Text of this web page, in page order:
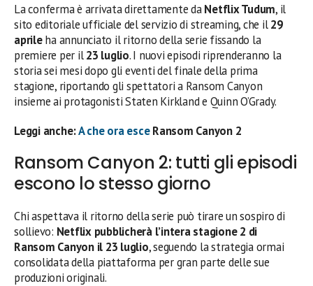
La conferma è arrivata direttamente daNetflix Tudum, il
sito editoriale ufficiale del servizio di streaming, che il29
aprileha annunciato il ritorno della serie fissando la
premiere per il23 luglio. I nuovi episodi riprenderanno la
storia sei mesi dopo gli eventi del finale della prima
stagione, riportando gli spettatori a Ransom Canyon
insieme ai protagonisti Staten Kirkland e Quinn O’Grady.
Leggi anche:A che ora esceRansom Canyon 2
Ransom Canyon 2: tutti gli episodi
escono lo stesso giorno
Chi aspettava il ritorno della serie può tirare un sospiro di
sollievo: Netflix pubblicherà l’intera stagione 2 di
Ransom Canyon il 23 luglio, seguendo la strategia ormai
consolidata della piattaforma per gran parte delle sue
produzioni originali.